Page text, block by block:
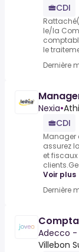
CDI
le/la
le
Dernière
Nexia•
CDI
Manager
assurez
et
Voir plus
Dernière
Adecco -
Villebon